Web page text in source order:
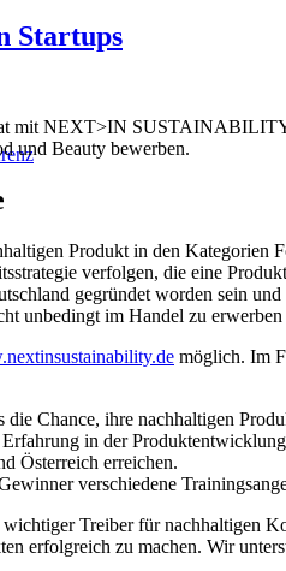
Startups
mit NEXT>IN
und Beauty bewerben.
Produkt in den Kategorien
verfolgen, die eine
gegründet worden sein
unbedingt im Handel zu erwerben
möglich. Im
Chance, ihre nachhaltigen
in der
Österreich erreichen.
verschiedene
Treiber für
erfolgreich zu machen. Wir